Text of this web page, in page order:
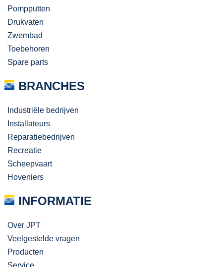
Pompputten
Drukvaten
Zwembad
Toebehoren
Spare parts
BRANCHES
Industriële bedrijven
Installateurs
Reparatiebedrijven
Recreatie
Scheepvaart
Hoveniers
INFORMATIE
Over JPT
Veelgestelde vragen
Producten
Service